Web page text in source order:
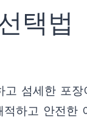
택법
섬세한 포
하고 안전